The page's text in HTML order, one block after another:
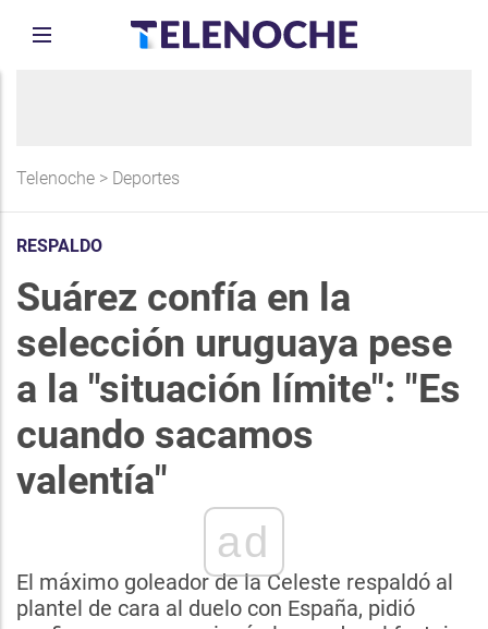
Telenoche > Deportes
RESPALDO
Suárez confía en la
selección uruguaya pese
a la "situación límite": "Es
cuando sacamos
valentía"
ad
El máximo goleador de la Celeste respaldó al
plantel de cara al duelo con España, pidió